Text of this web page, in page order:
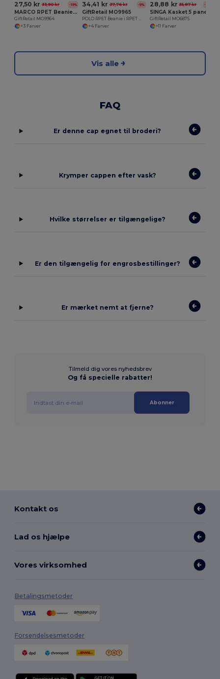
27,50 kr 33,90 kr -19%
MARCO RPET Beanie i RPET polyester
GiftRetail MO9964
+3 Farver
34,41 kr 37,76 kr -9%
GiftRetail MO9965
POLO RPET Beanie i RPET med manchet
+4 Farver
28,88 kr 35,87 kr -19%
GiftRetail MO6875
+11 Farver
Vis alle
FAQ
Er denne cap egnet til broderi?
Krymper cappen efter vask?
Hvilke størrelser er tilgængelige?
Er den tilgængelig for engrosbestillinger?
Er mærket nemt at fjerne?
Tilmeld dig vores nyhedsbrev
Og få specielle rabatter!
Abonner
Kontakt os
Lad os hjælpe
Vores virksomhed
Betalingsmetoder
Forsendelsesmetoder